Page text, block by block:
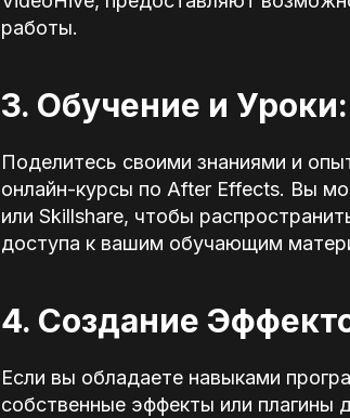
работы.
3. Обучение и Уроки:
Поделитесь своими знаниями и
онлайн-курсы по After Effects. Вы
или Skillshare, чтобы
доступа к вашим обучающим
4. Создание
Если вы обладаете навыками
собственные эффекты или плагины